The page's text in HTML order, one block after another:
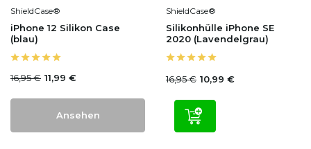
ShieldCase®
iPhone 12 Silikon Case
(blau)
16,95 € 11,99 €
Ansehen
ShieldCase®
Silikonhülle iPhone SE
2020 (Lavendelgrau)
16,95 € 10,99 €